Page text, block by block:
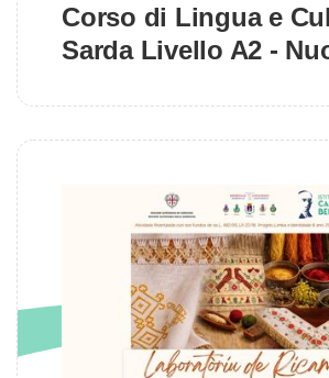
Corso di Lingua e
Sarda Livello A2 -